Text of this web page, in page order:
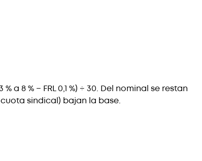
8 % − FRL 0,1 %) ÷ 30. Del nominal se restan
sindical) bajan la base.